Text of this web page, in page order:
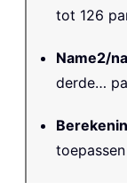
tot 126
Name2/
derde…